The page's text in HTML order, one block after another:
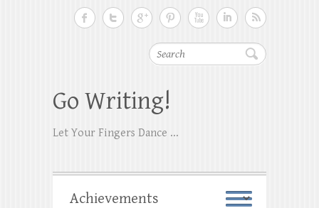
Search
Go Writing!
Let Your Fingers Dance ...